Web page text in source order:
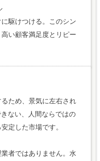
駆けつける。このシン
い顧客満足度とリピー
ため、景気に左右され
ない、人間ならではの
定した市場です。
業者ではありません。水